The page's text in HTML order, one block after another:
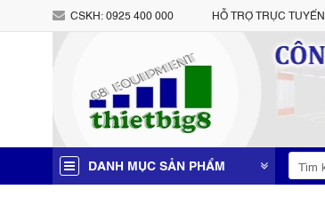
CSKH:0925 400 000 HỖ TRỢ TRỰC TUYẾN
DANH MỤC SẢN PHẨM